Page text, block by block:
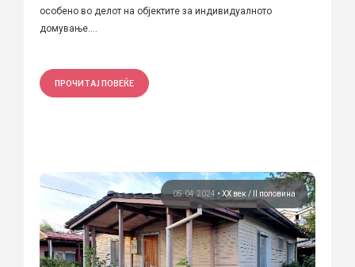
особено во делот на објектите за индивидуалното
домување....
ПРОЧИТАЈ ПОВЕЌЕ
05.04.2024• ХХ век / II половина